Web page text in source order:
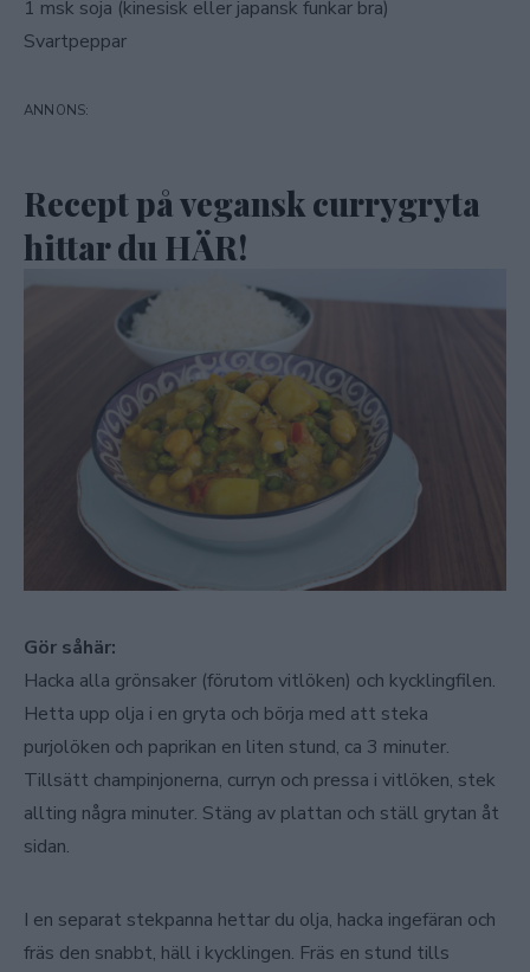
1 msk soja (kinesisk eller japansk funkar bra)
Svartpeppar
Recept på vegansk currygryta
hittar du HÄR!
Gör såhär:
Hacka alla grönsaker (förutom vitlöken) och kycklingfilen.
Hetta upp olja i en gryta och börja med att steka
purjolöken och paprikan en liten stund, ca 3 minuter.
Tillsätt champinjonerna, curryn och pressa i vitlöken, stek
allting några minuter. Stäng av plattan och ställ grytan åt
sidan.
I en separat stekpanna hettar du olja, hacka ingefäran och
fräs den snabbt, häll i kycklingen. Fräs en stund tills